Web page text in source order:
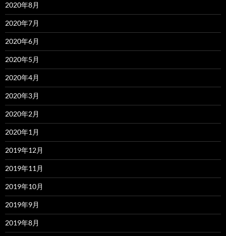
2020年8月
2020年7月
2020年6月
2020年5月
2020年4月
2020年3月
2020年2月
2020年1月
2019年12月
2019年11月
2019年10月
2019年9月
2019年8月